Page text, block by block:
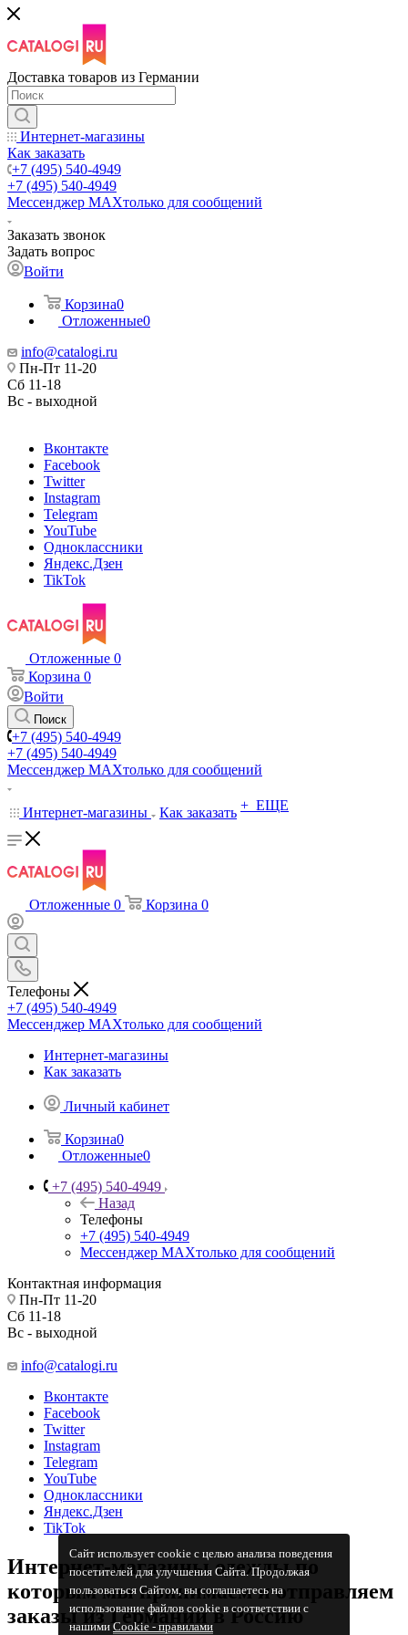
Сайт использует cookie с целью анализа поведения
посетителей для улучшения Сайта. Продолжая
пользоваться Сайтом, вы соглашаетесь на
использование файлов cookie в соответствии с
нашимиCookiе - правилами
Доставка товаров из Германии
Интернет-магазины
Как заказать
+7 (495) 540-4949
+7 (495) 540-4949
Мессенджер МАХтолько для сообщений
Заказать звонок
Задать вопрос
Войти
Корзина0
Отложенные0
info@catalogi.ru
Пн-Пт 11-20
Сб 11-18
Вс - выходной
Вконтакте
Facebook
Twitter
Instagram
Telegram
YouTube
Одноклассники
Яндекс.Дзен
TikTok
Отложенные 0
Корзина 0
Войти
Поиск
+7 (495) 540-4949
+7 (495) 540-4949
Мессенджер МАХтолько для сообщений
Интернет-магазины Как заказать + ЕЩЕ
Отложенные 0 Корзина 0
Телефоны
+7 (495) 540-4949
Мессенджер МАХтолько для сообщений
Интернет-магазины
Как заказать
Личный кабинет
Корзина0
Отложенные0
+7 (495) 540-4949
Назад
Телефоны
+7 (495) 540-4949
Мессенджер МАХтолько для сообщений
Контактная информация
Пн-Пт 11-20
Сб 11-18
Вс - выходной
info@catalogi.ru
Вконтакте
Facebook
Twitter
Instagram
Telegram
YouTube
Одноклассники
Яндекс.Дзен
TikTok
Интернет-магазины одежды по
которым мы принимаем и отправляем
заказы из Германии в Россию